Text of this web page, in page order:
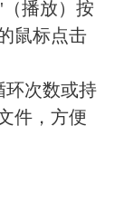
播放）按
鼠标点击
环次数或持
件，方便